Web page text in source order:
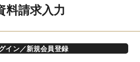
料請求入力
イン／新規会員登録